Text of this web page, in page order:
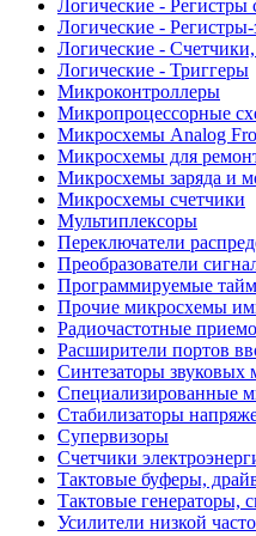
Логические - Регистры
Логические -
Логические -
Логические - Триггеры
Микроконтроллеры
Микропроцессорные
Микросхемы Analog
Микросхемы для
Микросхемы заряда и
Микросхемы счетчики
Мультиплексоры
Переключатели
Преобразователи
Программируемые
Прочие микросхемы
Радиочастотные
Расширители портов
Синтезаторы звуковых
Специализированные
Стабилизаторы
Супервизоры
Счетчики
Тактовые буферы,
Тактовые генераторы,
Усилители низкой